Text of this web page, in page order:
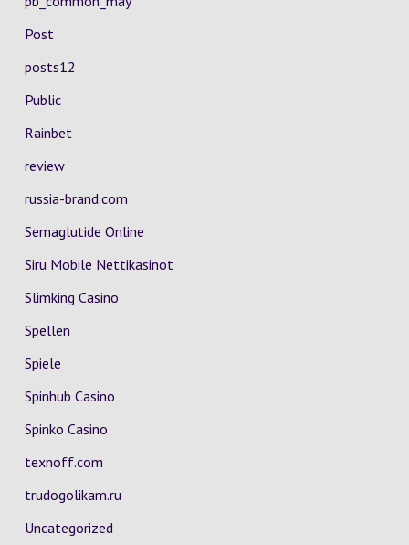
Post
posts12
Public
Rainbet
review
russia-brand.com
Semaglutide Online
Siru Mobile Nettikasinot
Slimking Casino
Spellen
Spiele
Spinhub Casino
Spinko Casino
texnoff.com
trudogolikam.ru
Uncategorized